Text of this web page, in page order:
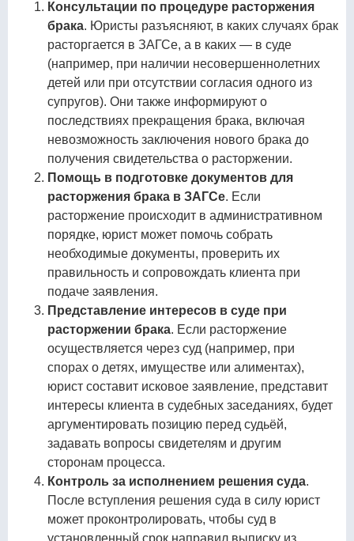
Консультации по процедуре расторжения
брака. Юристы разъясняют, в каких случаях брак
расторгается в ЗАГСе, а в каких — в суде
(например, при наличии несовершеннолетних
детей или при отсутствии согласия одного из
супругов). Они также информируют о
последствиях прекращения брака, включая
невозможность заключения нового брака до
получения свидетельства о расторжении.
Помощь в подготовке документов для
расторжения брака в ЗАГСе. Если
расторжение происходит в административном
порядке, юрист может помочь собрать
необходимые документы, проверить их
правильность и сопровождать клиента при
подаче заявления.
Представление интересов в суде при
расторжении брака. Если расторжение
осуществляется через суд (например, при
спорах о детях, имуществе или алиментах),
юрист составит исковое заявление, представит
интересы клиента в судебных заседаниях, будет
аргументировать позицию перед судьёй,
задавать вопросы свидетелям и другим
сторонам процесса.
Контроль за исполнением решения суда.
После вступления решения суда в силу юрист
может проконтролировать, чтобы суд в
установленный срок направил выписку из